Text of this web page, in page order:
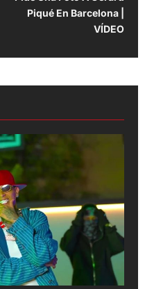
Piqué En Barcelona |
VÍDEO